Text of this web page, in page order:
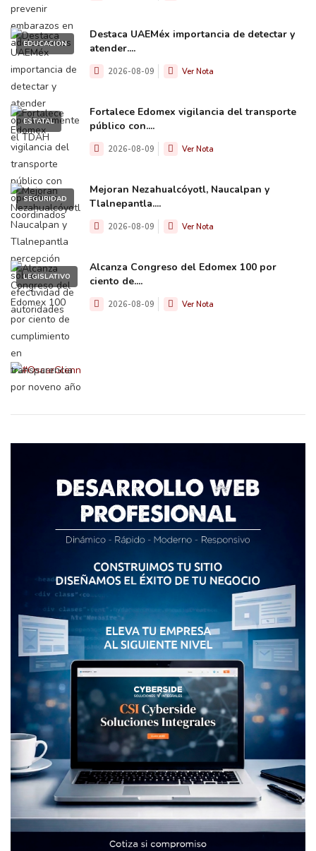
EDUCACIÓN
Destaca UAEMéx importancia de detectar y
atender....
2026-08-09 Ver Nota
ESTATAL
Fortalece Edomex vigilancia del transporte
público con....
2026-08-09 Ver Nota
SEGURIDAD
Mejoran Nezahualcóyotl, Naucalpan y
Tlalnepantla....
2026-08-09 Ver Nota
LEGISLATIVO
Alcanza Congreso del Edomex 100 por
ciento de....
2026-08-09 Ver Nota